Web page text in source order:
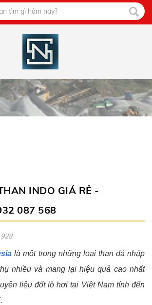
INDO GIÁ RẺ -
087 568
928
là một trong những loại than đá nhập
nhiều và mang lại hiệu quả cao nhất
liệu đốt lò hơi tại Việt Nam tính đến